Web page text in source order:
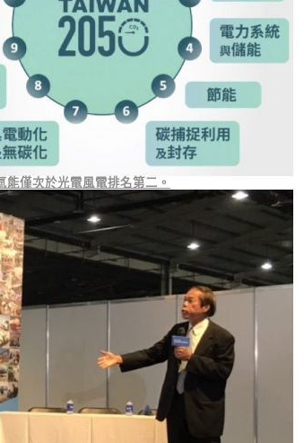
僅次於光電風電排名第二。
大貨車
布局下一個十年 Volvo Trucks
助攻車隊搶進AI/半導體業物流服